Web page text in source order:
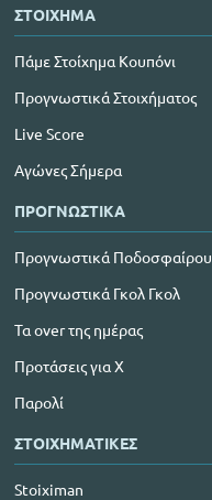
ΣΤΟΙΧΗΜΑ
Πάμε Στοίχημα Κουπόνι
Προγνωστικά Στοιχήματος
Live Score
Αγώνες Σήμερα
ΠΡΟΓΝΩΣΤΙΚΑ
Προγνωστικά Ποδοσφαίρου
Προγνωστικά Γκολ Γκολ
Τα over της ημέρας
Προτάσεις για Χ
Παρολί
ΣΤΟΙΧΗΜΑΤΙΚΕΣ
Stoiximan